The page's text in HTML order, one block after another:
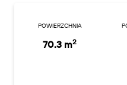
POWIERZCHNIA
70.3 m2